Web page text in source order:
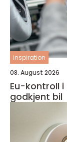
inspiration
08. August 2026
Eu-kontroll i
godkjent bil